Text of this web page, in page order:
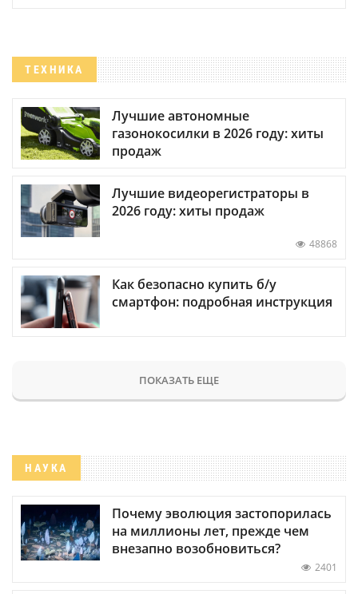
ТЕХНИКА
Лучшие автономные
газонокосилки в 2026 году: хиты
продаж
Лучшие видеорегистраторы в
2026 году: хиты продаж
48868
Как безопасно купить б/у
смартфон: подробная инструкция
ПОКАЗАТЬ ЕЩЕ
НАУКА
Почему эволюция застопорилась
на миллионы лет, прежде чем
внезапно возобновиться?
2401